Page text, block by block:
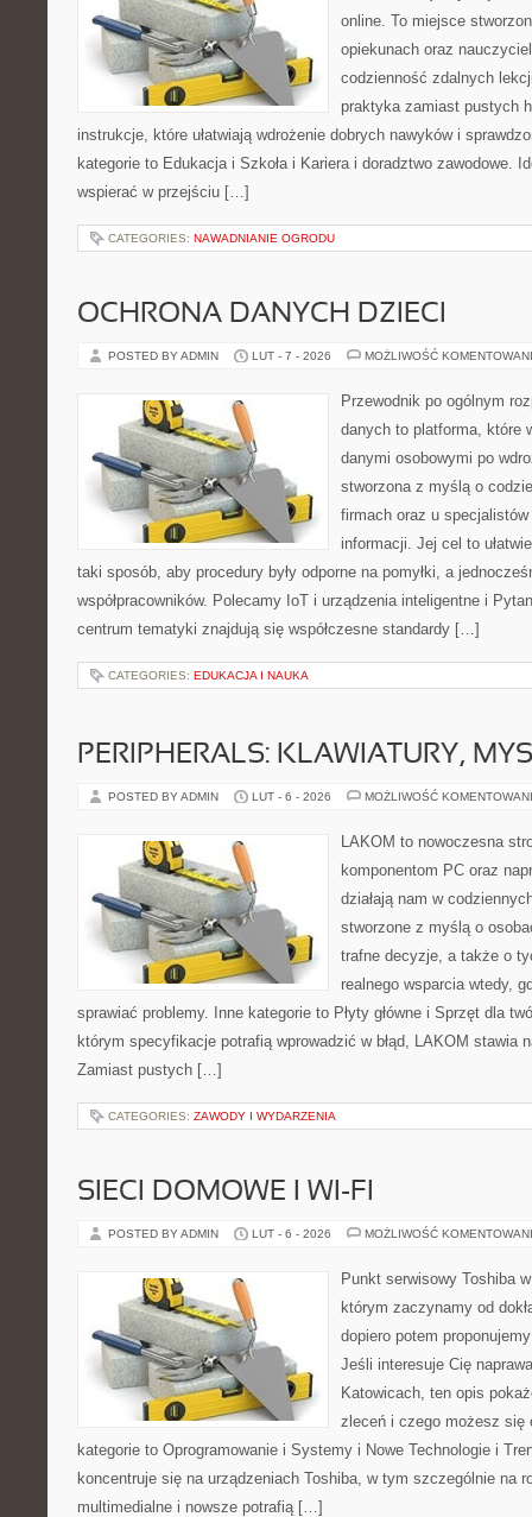
online. To miejsce
opiekunach oraz
codzienność zdalnych
praktyka zamiast pustych
instrukcje, które ułatwiają wdrożenie dobrych nawyków i
kategorie to Edukacja i Szkoła i Kariera i doradztwo zawodowe.
wspierać w przejściu […]
CATEGORIES: NAWADNIANIE OGRODU
OCHRONA DANYCH DZIECI
POSTED BY ADMIN LUT - 7 - 2026 MOŻLIWOŚĆ
Przewodnik po ogólnym
danych to platforma, które
danymi osobowymi po
stworzona z myślą o
firmach oraz u
informacji. Jej cel to
taki sposób, aby procedury były odporne na pomyłki, a
współpracowników. Polecamy IoT i urządzenia inteligentne i
centrum tematyki znajdują się współczesne standardy […]
CATEGORIES: EDUKACJA I NAUKA
PERIPHERALS: KLAWIATURY,
POSTED BY ADMIN LUT - 6 - 2026 MOŻLIWOŚĆ
LAKOM to nowoczesna
komponentom PC oraz
działają nam w
stworzone z myślą o
trafne decyzje, a także o
realnego wsparcia wtedy,
sprawiać problemy. Inne kategorie to Płyty główne i Sprzęt dla
którym specyfikacje potrafią wprowadzić w błąd, LAKOM stawia
Zamiast pustych […]
CATEGORIES: ZAWODY I WYDARZENIA
SIECI DOMOWE I WI-FI
POSTED BY ADMIN LUT - 6 - 2026 MOŻLIWOŚĆ
Punkt serwisowy Toshiba
którym zaczynamy od
dopiero potem
Jeśli interesuje Cię
Katowicach, ten opis
zleceń i czego możesz się
kategorie to Oprogramowanie i Systemy i Nowe Technologie i
koncentruje się na urządzeniach Toshiba, w tym szczególnie na
multimedialne i nowsze potrafią […]